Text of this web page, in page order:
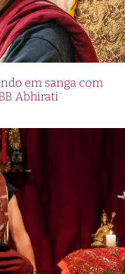
em sanga com
Abhirati